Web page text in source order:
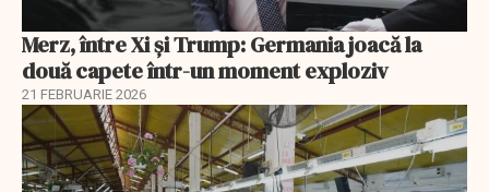
Merz, între Xi și Trump: Germania joacă la
două capete într-un moment exploziv
21 FEBRUARIE 2026